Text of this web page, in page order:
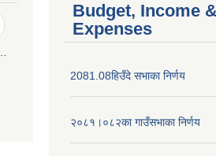
Budget, Income
Expenses
2081.08हिउँदे सभाका निर्णय
२०८१।०८२का गाउँसभाका निर्णय